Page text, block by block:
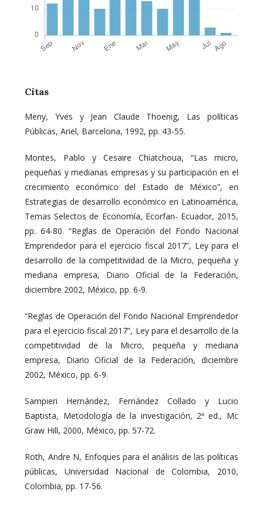
Citas
Meny, Yves y Jean Claude Thoenig, Las políticas
Públicas, Ariel, Barcelona, 1992, pp. 43-55.
Montes, Pablo y Cesaire Chiatchoua, “Las micro,
pequeñas y medianas empresas y su participación en el
crecimiento económico del Estado de México”, en
Estrategias de desarrollo económico en Latinoamérica,
Temas Selectos de Economía, Ecorfan- Ecuador, 2015,
pp. 64-80. “Reglas de Operación del Fondo Nacional
Emprendedor para el ejercicio fiscal 2017”, Ley para el
desarrollo de la competitividad de la Micro, pequeña y
mediana empresa, Diario Oficial de la Federación,
diciembre 2002, México, pp. 6-9.
“Reglas de Operación del Fondo Nacional Emprendedor
para el ejercicio fiscal 2017”, Ley para el desarrollo de la
competitividad de la Micro, pequeña y mediana
empresa, Diario Oficial de la Federación, diciembre
2002, México, pp. 6-9.
Sampieri Hernández, Fernández Collado y Lucio
Baptista, Metodología de la investigación, 2ª ed., Mc
Graw Hill, 2000, México, pp. 57-72.
Roth, Andre N, Enfoques para el análisis de las políticas
públicas, Universidad Nacional de Colombia, 2010,
Colombia, pp. 17-56.